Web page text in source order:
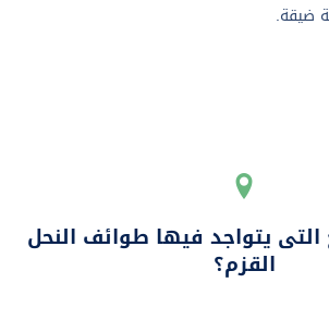
ضيقة.

يتواجد فيها طوائف النحل
القزم؟